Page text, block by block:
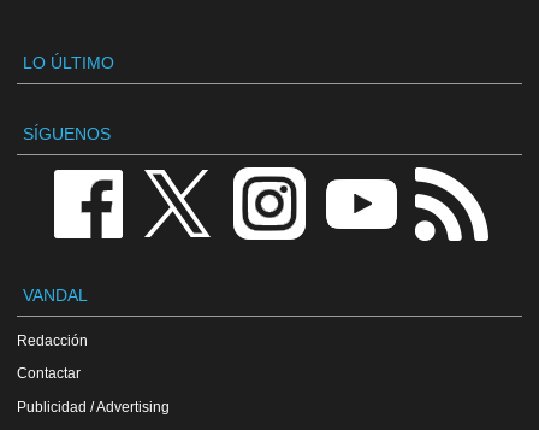
LO ÚLTIMO
SÍGUENOS
VANDAL
Redacción
Contactar
Publicidad / Advertising